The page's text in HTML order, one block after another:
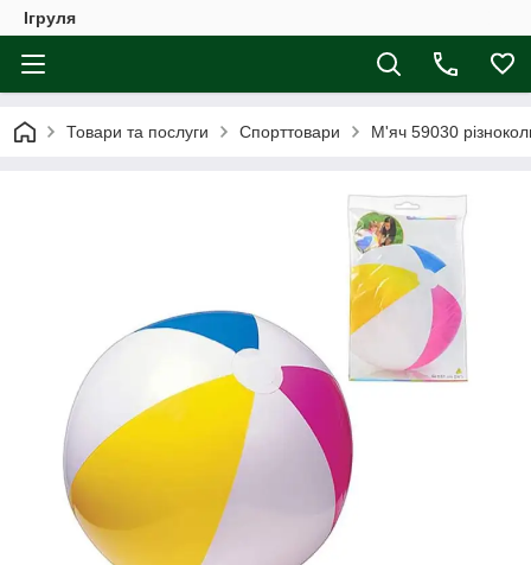
Ігруля
Товари та послуги Спорттовари М'яч 59030